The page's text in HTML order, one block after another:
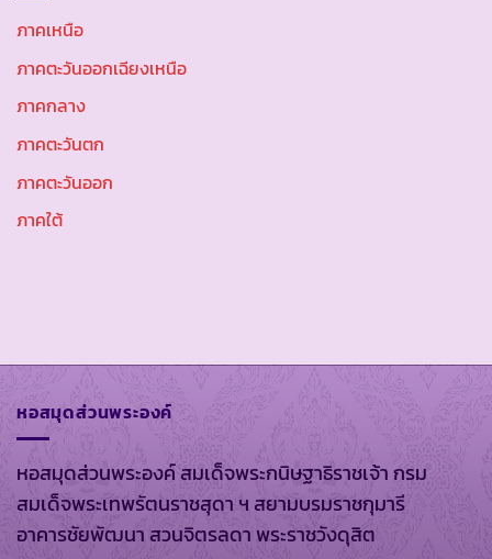
ภาคเหนือ
ภาคตะวันออกเฉียงเหนือ
ภาคกลาง
ภาคตะวันตก
ภาคตะวันออก
ภาคใต้
หอสมุดส่วนพระองค์
หอสมุดส่วนพระองค์ สมเด็จพระกนิษฐาธิราชเจ้า กรม
สมเด็จพระเทพรัตนราชสุดา ฯ สยามบรมราชกุมารี
อาคารชัยพัฒนา สวนจิตรลดา พระราชวังดุสิต